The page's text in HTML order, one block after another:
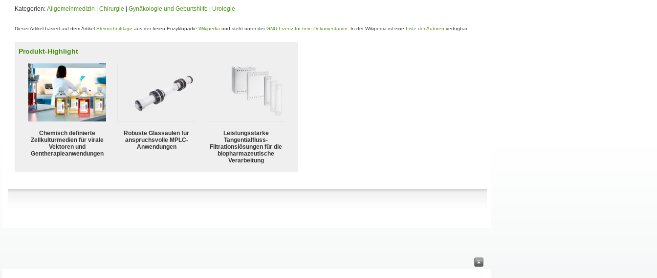
Kategorien: Allgemeinmedizin Chirurgie Gynäkologie und Geburtshilfe Urologie
Dieser Artikel basiert auf dem Artikel Steinschnittlage aus der freien Enzyklopädie Wikipedia und steht unter derGNU-Lizenz für freie Dokumentation . In der Wikipedia ist eine Liste der Autoren verfügbar.
Produkt-Highlight
Chemisch definierte
Zellkulturmedien für virale
Vektoren und
Gentherapieanwendungen
Robuste Glassäulen für
anspruchsvolle MPLC-
Anwendungen
Leistungsstarke
Tangentialfluss-
Filtrationslösungen für die
biopharmazeutische
Verarbeitung